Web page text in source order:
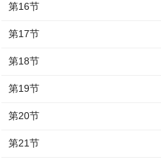
第16节
第17节
第18节
第19节
第20节
第21节